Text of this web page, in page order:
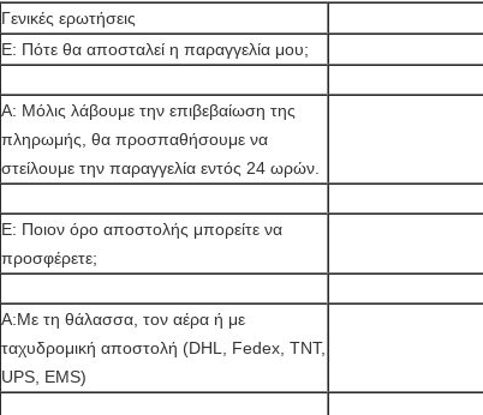
Γενικές ερωτήσεις
Ε: Πότε θα αποσταλεί η παραγγελία μου;
Α: Μόλις λάβουμε την επιβεβαίωση της
πληρωμής, θα προσπαθήσουμε να
στείλουμε την παραγγελία εντός 24 ωρών.
Ε: Ποιον όρο αποστολής μπορείτε να
προσφέρετε;
Α:Με τη θάλασσα, τον αέρα ή με
ταχυδρομική αποστολή (DHL, Fedex, TNT,
UPS, EMS)